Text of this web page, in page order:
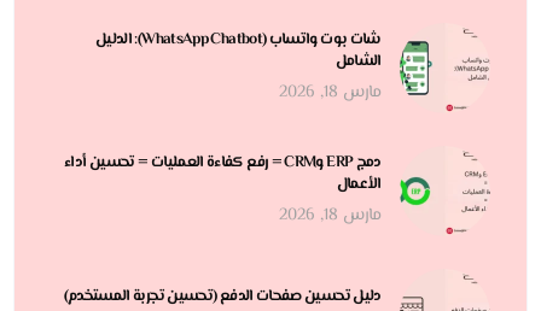
شات بوت واتساب (WhatsApp Chatbot): الدليل
الشامل
مارس 18, 2026
دمج ERP وCRM = رفع كفاءة العمليات = تحسين أداء
الأعمال
مارس 18, 2026
دليل تحسين صفحات الدفع (تحسين تجربة المستخدم)